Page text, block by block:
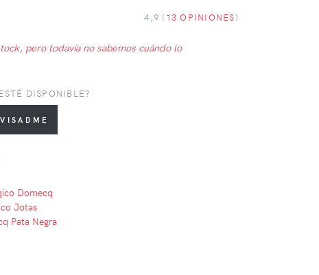
4,9 ( 13 OPINIONES)
pero todavía no sabemos cuándo lo
DISPONIBLE?
Domecq
Jotas
Pata Negra